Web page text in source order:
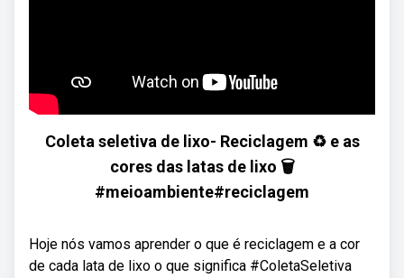
Coleta seletiva de lixo- Reciclagem ♻️ e as
cores das latas de lixo 🗑
#meioambiente#reciclagem
Hoje nós vamos aprender o que é reciclagem e a cor
de cada lata de lixo o que significa #ColetaSeletiva